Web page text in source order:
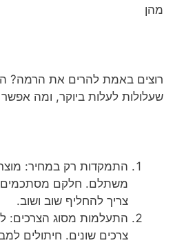
מהן
רוצים באמת להרים את הרמה?
שעלולות לעלות ביוקר, ומה
התמקדות רק במחיר:
משתלם. חלקם מסתכמים
צריך להחליף שוב ושוב.
התעלמות מסוג הצרכים:
צרכים שונים. חיתולים